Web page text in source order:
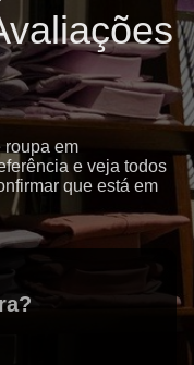
roupa em
e veja todos
que está em